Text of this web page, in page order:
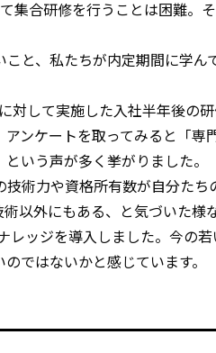
集合研修を行うことは困難。
と、私たちが内定期間に学ん
して実施した入社半年後の研
ンケートを取ってみると「専
いう声が多く挙がりました。
術力や資格所有数が自分たち
以外にもある、と気づいた様な
ッジを導入しました。今の
ではないかと感じています。